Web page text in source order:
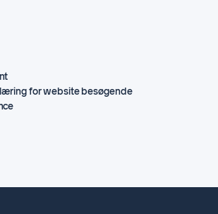
for website besøgende